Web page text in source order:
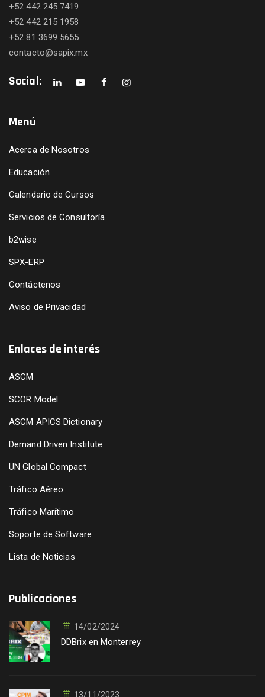
+52 442 245 7419
+52 442 215 1958
+52 81 3699 5655
contacto@sapix.mx
Social:
Menú
Acerca de Nosotros
Educación
Calendario de Cursos
Servicios de Consultoría
b2wise
SPX-ERP
Contáctenos
Aviso de Privacidad
Enlaces de interés
ASCM
SCOR Model
ASCM APICS Dictionary
Demand Driven Institute
UN Global Compact
Tráfico Aéreo
Tráfico Marítimo
Soporte de Software
Lista de Noticias
Publicaciones
14/02/2024
DDBrix en Monterrey
13/11/2023